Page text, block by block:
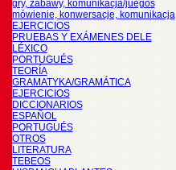
gry, zabawy, komunikacja/juegos
mówienie, konwersacje, komunikacja
EJERCICIOS
PRUEBAS Y EXÁMENES DELE
LÉXICO
PORTUGUÉS
TEORÍA
GRAMATYKA/GRAMÁTICA
EJERCICIOS
DICCIONARIOS
ESPAÑOL
PORTUGUÉS
OTROS
LITERATURA
TEBEOS